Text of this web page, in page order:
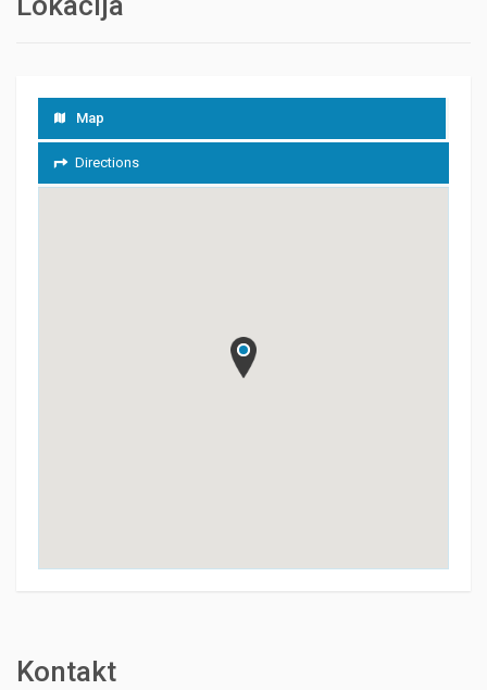
Map
Directions
Kontakt